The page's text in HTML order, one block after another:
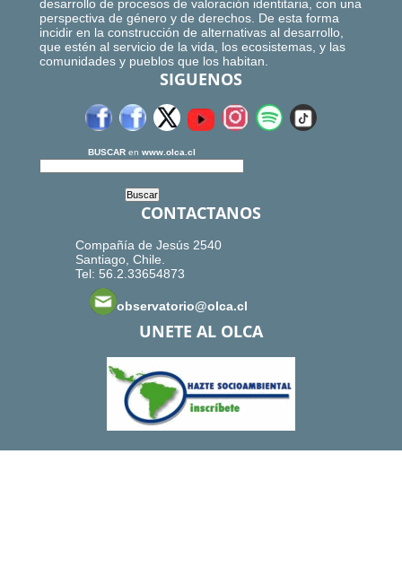
desarrollo de procesos de valoración identitaria, con una
perspectiva de género y de derechos. De esta forma
incidir en la construcción de alternativas al desarrollo,
que estén al servicio de la vida, los ecosistemas, y las
comunidades y pueblos que los habitan.
SIGUENOS
BUSCAR en www.olca.cl
CONTACTANOS
Compañía de Jesús 2540
Santiago, Chile.
Tel: 56.2.33654873
observatorio@olca.cl
UNETE AL OLCA